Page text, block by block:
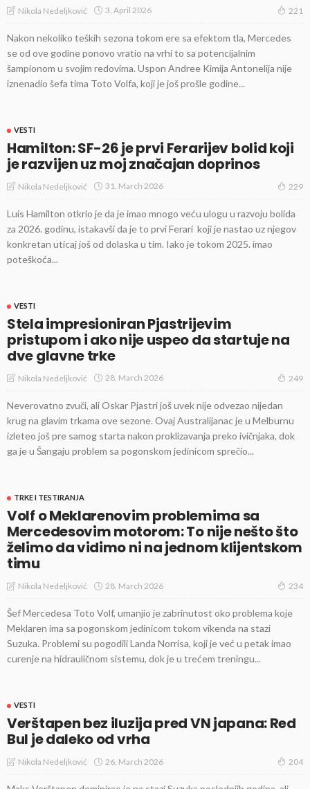
Nikola Nedeljković 3, April 2026 221
Nakon nekoliko teških sezona tokom ere sa efektom tla, Mercedes
se od ove godine ponovo vratio na vrhi to sa potencijalnim
šampionom u svojim redovima. Uspon Andree Kimija Antonelija nije
iznenadio šefa tima Toto Volfa, koji je još prošle godine...
VESTI
Hamilton: SF-26 je prvi Ferarijev bolid koji
je razvijen uz moj značajan doprinos
Nikola Nedeljković 31, March 2026 229
Luis Hamilton otkrio je da je imao mnogo veću ulogu u razvoju bolida
za 2026. godinu, istakavši da je to prvi Ferari koji je nastao uz njegov
konkretan uticaj još od dolaska u tim. Iako je tokom 2025. imao
poteškoća...
VESTI
Stela impresioniran Pjastrijevim
pristupom i ako nije uspeo da startuje na
dve glavne trke
Nikola Nedeljković 28, March 2026 249
Neverovatno zvuči, ali Oskar Pjastri još uvek nije odvezao nijedan
krug na glavim trkama ove sezone. Ovaj Australijanac je u Melburnu
izleteo još pre samog starta nakon proklizavanja preko ivičnjaka, dok
ga je u Šangaju problem sa pogonskom jedinicom sprečio...
TRKE I TESTIRANJA
Volf o Meklarenovim problemima sa
Mercedesovim motorom: To nije nešto što
želimo da vidimo ni na jednom klijentskom
timu
Nikola Nedeljković 28, March 2026 234
Šef Mercedesa Toto Volf, umanjio je zabrinutost oko problema koje
Meklaren ima sa pogonskom jedinicom tokom vikenda na stazi
Suzuka. Problemi su pogodili Landa Norrisa, koji je već u petak imao
curenje na hidrauličnom sistemu, dok je u trećem treningu...
VESTI
Verštapen bez iluzija pred VN japana: Red
Bul je daleko od vrha
Nikola Nedeljković 26, March 2026 204